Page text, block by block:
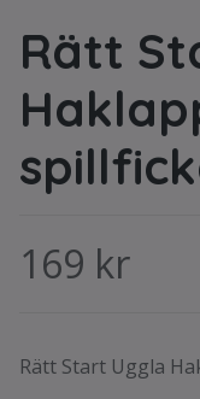
Rätt
169 kr
Rätt Start Uggla